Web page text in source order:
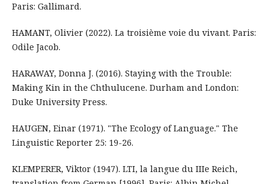
Paris: Gallimard.
HAMANT, Olivier (2022). La troisième voie du vivant. Paris:
Odile Jacob.
HARAWAY, Donna J. (2016). Staying with the Trouble:
Making Kin in the Chthulucene. Durham and London:
Duke University Press.
HAUGEN, Einar (1971). "The Ecology of Language." The
Linguistic Reporter 25: 19-26.
KLEMPERER, Viktor (1947). LTI, la langue du IIIe Reich,